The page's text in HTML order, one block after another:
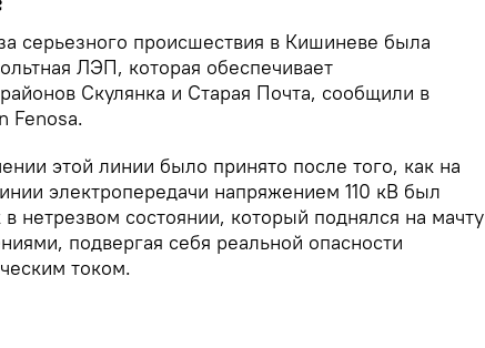
серьезного происшествия в Кишиневе была
ЛЭП, которая обеспечивает
Скулянка и Старая Почта, сообщили в
Fenosa.
этой линии было принято после того, как на
электропередачи напряжением 110 кВ был
нетрезвом состоянии, который поднялся на мачту
подвергая себя реальной опасности
током.